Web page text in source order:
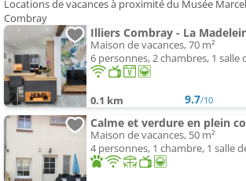
Locations de vacances à proximité du Musée
Combray
Illiers Combray - La
Maison de vacances, 70 m²
6 personnes, 2 chambres, 1 salle
0.1 km 9.7/10
Maison de vacances, 50 m²
4 personnes, 1 chambre, 1 salle